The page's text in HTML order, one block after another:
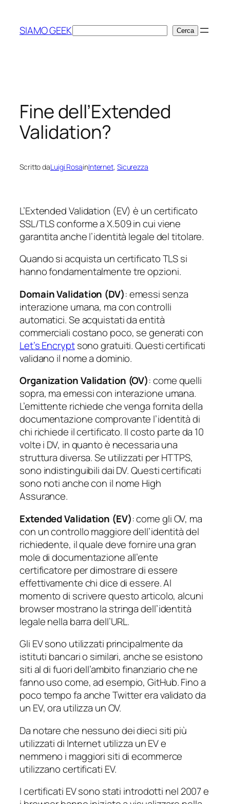
contenuto
SIAMO GEEKCerca Cerca
Fine dell’Extended
Validation?
Scritto daLuigi RosainInternet, Sicurezza
L’Extended Validation (EV) è un certificato
SSL/TLS conforme a X.509 in cui viene
garantita anche l’identità legale del titolare.
Quando si acquista un certificato TLS si
hanno fondamentalmente tre opzioni.
Domain Validation (DV): emessi senza
interazione umana, ma con controlli
automatici. Se acquistati da entità
commerciali costano poco, se generati con
Let’s Encryptsono gratuiti. Questi certificati
validano il nome a dominio.
Organization Validation (OV): come quelli
sopra, ma emessi con interazione umana.
L’emittente richiede che venga fornita della
documentazione comprovante l’identità di
chi richiede il certificato. Il costo parte da 10
volte i DV, in quanto è necessaria una
struttura diversa. Se utilizzati per HTTPS,
sono indistinguibili dai DV. Questi certificati
sono noti anche con il nome High
Assurance.
Extended Validation (EV): come gli OV, ma
con un controllo maggiore dell’identità del
richiedente, il quale deve fornire una gran
mole di documentazione all’ente
certificatore per dimostrare di essere
effettivamente chi dice di essere. Al
momento di scrivere questo articolo, alcuni
browser mostrano la stringa dell’identità
legale nella barra dell’URL.
Gli EV sono utilizzati principalmente da
istituti bancari o similari, anche se esistono
siti al di fuori dell’ambito finanziario che ne
fanno uso come, ad esempio, GitHub. Fino a
poco tempo fa anche Twitter era validato da
un EV, ora utilizza un OV.
Da notare che nessuno dei dieci siti più
utilizzati di Internet utilizza un EV e
nemmeno i maggiori siti di ecommerce
utilizzano certificati EV.
I certificati EV sono stati introdotti nel 2007 e